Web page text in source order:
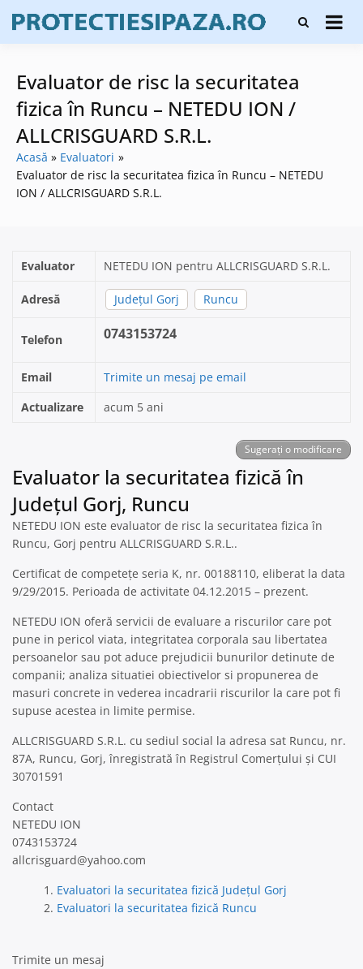
content
Firme de
protecție și
alarmare și
evaluatori de
securitate
Evaluator de risc la securitatea
fizica în Runcu – NETEDU ION /
ALLCRISGUARD S.R.L.
Acasă
Evaluatori
Evaluator de risc la securitatea fizica în Runcu – NETEDU
ION / ALLCRISGUARD S.R.L.
Evaluator NETEDU ION pentru ALLCRISGUARD S.R.L.
Adresă Județul Gorj Runcu
Telefon 0743153724
Email
Trimite un mesaj pe email
Actualizare
acum 5 ani
Sugerați o modificare
Evaluator la securitatea fizică în
Județul Gorj, Runcu
NETEDU ION este evaluator de risc la securitatea fizica în
Runcu, Gorj pentru ALLCRISGUARD S.R.L..
Certificat de competețe seria K, nr. 00188110, eliberat la data
9/29/2015. Perioada de activitate 04.12.2015 – prezent.
NETEDU ION oferă servicii de evaluare a riscurilor care pot
pune in pericol viata, integritatea corporala sau libertatea
persoanelor sau pot aduce prejudicii bunurilor detinute de
companii; analiza situatiei obiectivelor si propunerea de
masuri concrete in vederea incadrarii riscurilor la care pot fi
supuse acestea in limite permise.
ALLCRISGUARD S.R.L. cu sediul social la adresa sat Runcu, nr.
87A, Runcu, Gorj, înregistrată în Registrul Comerțului și CUI
30701591
Contact
NETEDU ION
0743153724
allcrisguard@yahoo.com
Evaluatori la securitatea fizică Județul Gorj
Evaluatori la securitatea fizică Runcu
Trimite un mesaj